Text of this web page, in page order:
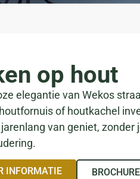
op hout
elegantie van Wekos
of houtkachel
van geniet,
INFORMATIE